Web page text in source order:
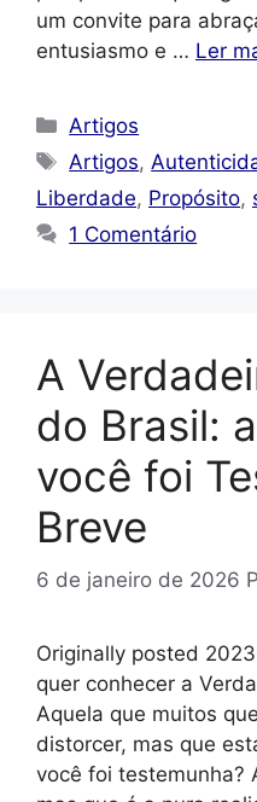
um convite para
entusiasmo e … Ler
Categorias
Artigos
Tags
Artigos,
Liberdade, Propósito,
1 Comentário
A
do Brasil:
você foi
Breve
6 de janeiro de 2026
Originally posted
quer conhecer a
Aquela que muitos
distorcer, mas que
você foi testemunha?